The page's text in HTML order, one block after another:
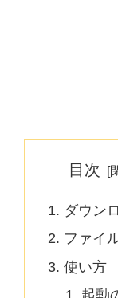
目次
ダウン
ファイ
使い方